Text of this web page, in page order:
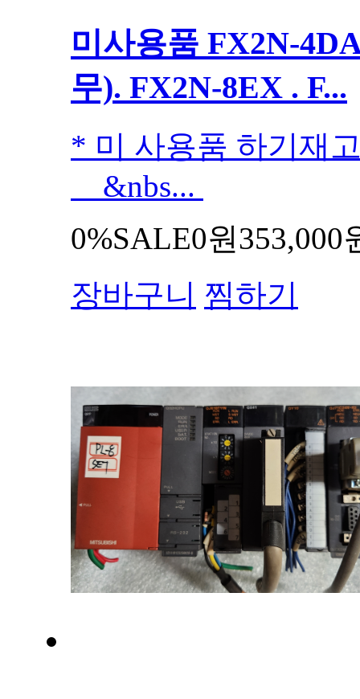
미사용품 FX2N-
무). FX2N-8EX . F...
* 미 사용품 하기재
&nbs...
0%SALE0원353,000
장바구니 찜하기